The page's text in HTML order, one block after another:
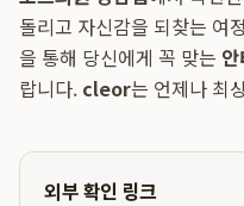
돌리고 자신감을 되찾는 여
을 통해 당신에게 꼭 맞는
랍니다. cleor는 언제나 최
외부 확인 링크